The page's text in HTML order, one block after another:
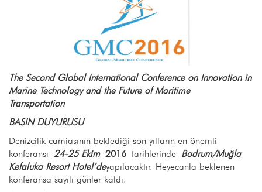
The Second Global International Conference on Innovation in
Marine Technology and the Future of Maritime
Transportation
BASIN DUYURUSU
Denizcilik camiasının beklediği son yılların en önemli
konferansı 24-25 Ekim2016 tarihlerinde Bodrum/Muğla
Kefaluka Resort Hotel’deyapılacaktır. Heyecanla beklenen
konferansa sayılı günler kaldı.